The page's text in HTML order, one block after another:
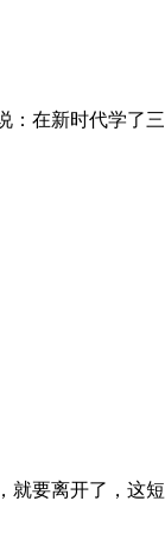
：在新时代学了三
就要离开了，这短